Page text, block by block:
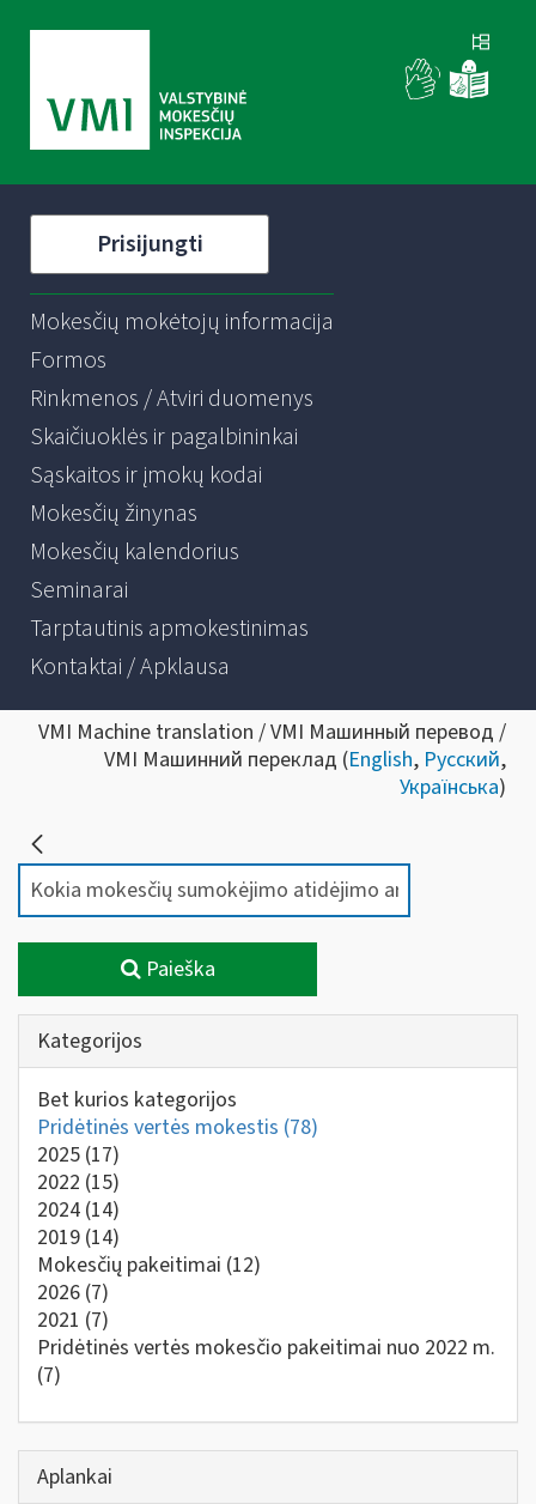
Prisijungti
Mokesčių mokėtojų informacija
Formos
Rinkmenos / Atviri duomenys
Skaičiuoklės ir pagalbininkai
Sąskaitos ir įmokų kodai
Mokesčių žinynas
Mokesčių kalendorius
Seminarai
Tarptautinis apmokestinimas
Kontaktai / Apklausa
VMI Machine translation / VMI Машинный перевод /
VMI Машинний переклад (English, Русский,
Українська)
Paieška
Kategorijos
Bet kurios kategorijos
Pridėtinės vertės mokestis (78)
2025 (17)
2022 (15)
2024 (14)
2019 (14)
Mokesčių pakeitimai (12)
2026 (7)
2021 (7)
Pridėtinės vertės mokesčio pakeitimai nuo 2022 m.
(7)
Aplankai